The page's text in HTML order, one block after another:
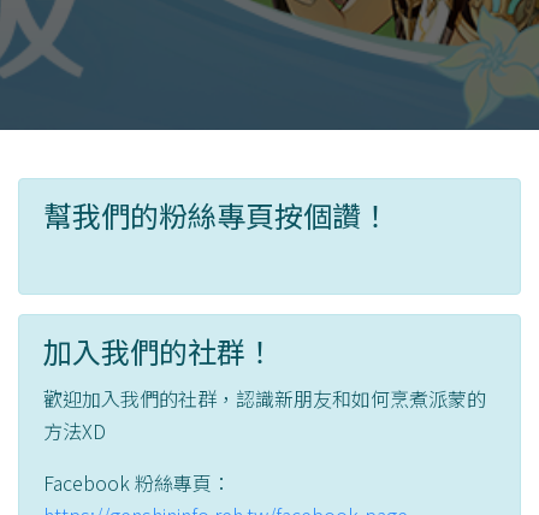
幫我們的粉絲專頁按個讚！
加入我們的社群！
歡迎加入我們的社群，認識新朋友和如何烹煮派蒙的
方法XD
Facebook 粉絲專頁：